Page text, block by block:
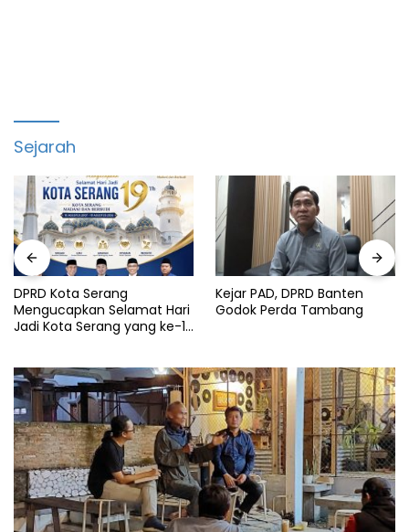
Sejarah
DPRD Kota Serang
Mengucapkan Selamat Hari
Jadi Kota Serang yang ke-19
Kejar PAD, DPRD Banten
Godok Perda Tambang